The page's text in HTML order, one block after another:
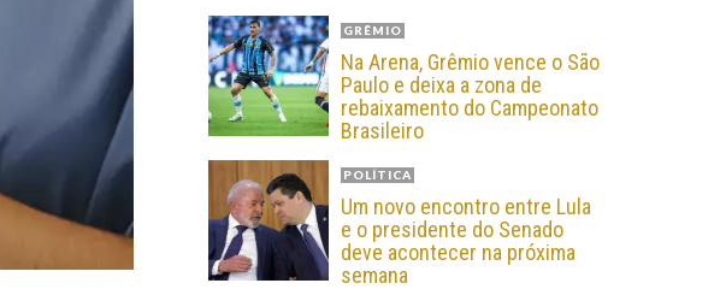
GRÊMIO
Na Arena, Grêmio vence o São
Paulo e deixa a zona de
rebaixamento do Campeonato
Brasileiro
POLÍTICA
Um novo encontro entre Lula
e o presidente do Senado
deve acontecer na próxima
semana